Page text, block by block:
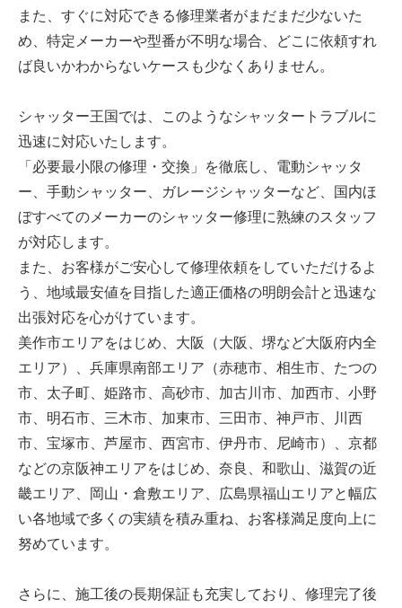
また、すぐに対応できる修理業者がまだまだ少ないた
め、特定メーカーや型番が不明な場合、どこに依頼すれ
ば良いかわからないケースも少なくありません。
シャッター王国では、このようなシャッタートラブルに
迅速に対応いたします。
「必要最小限の修理・交換」を徹底し、電動シャッタ
ー、手動シャッター、ガレージシャッターなど、国内ほ
ぼすべてのメーカーのシャッター修理に熟練のスタッフ
が対応します。
また、お客様がご安心して修理依頼をしていただけるよ
う、地域最安値を目指した適正価格の明朗会計と迅速な
出張対応を心がけています。
美作市エリアをはじめ、大阪（大阪、堺など大阪府内全
エリア）、兵庫県南部エリア（赤穂市、相生市、たつの
市、太子町、姫路市、高砂市、加古川市、加西市、小野
市、明石市、三木市、加東市、三田市、神戸市、川西
市、宝塚市、芦屋市、西宮市、伊丹市、尼崎市）、京都
などの京阪神エリアをはじめ、奈良、和歌山、滋賀の近
畿エリア、岡山・倉敷エリア、広島県福山エリアと幅広
い各地域で多くの実績を積み重ね、お客様満足度向上に
努めています。
さらに、施工後の長期保証も充実しており、修理完了後